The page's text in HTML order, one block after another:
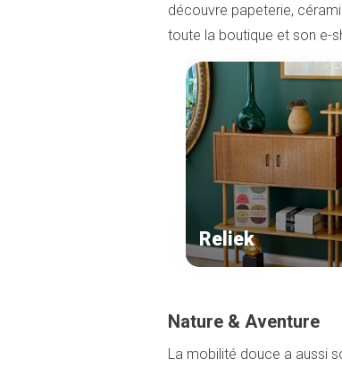
découvre papeterie,
toute la boutique et son e-
Reliek
Nature & Aventure
La mobilité douce a aussi